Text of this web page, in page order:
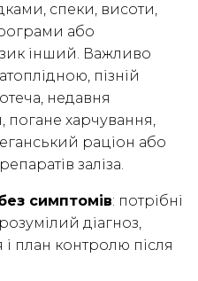
спеки, висоти,
або
інший. Важливо
пізній
недавня
погане харчування,
раціон або
заліза.
симптомів: потрібні
діагноз,
план контролю після